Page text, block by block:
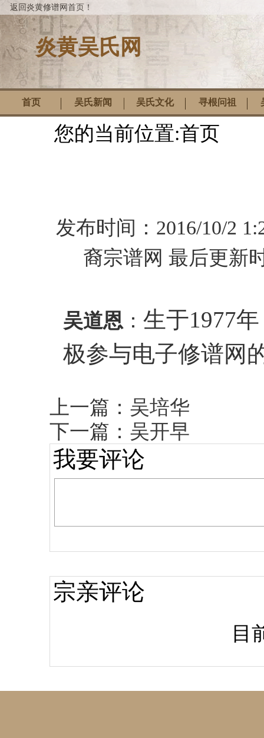
返回炎黄修谱网首页！
炎黄吴氏网
首页 吴氏新闻 吴氏文化 寻根问祖
您的当前位置:首页
发布时间： 2016/10/2
裔宗谱网 最后更新
吴道恩 ： 生于1977
极参与电子修谱网
上一篇： 吴培华
下一篇： 吴开早
我要评论
宗亲评论
目